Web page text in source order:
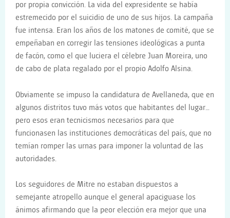
por propia convicción. La vida del expresidente se había
estremecido por el suicidio de uno de sus hijos. La campaña
fue intensa. Eran los años de los matones de comité, que se
empeñaban en corregir las tensiones ideológicas a punta
de facón, como el que luciera el célebre Juan Moreira, uno
de cabo de plata regalado por el propio Adolfo Alsina.
Obviamente se impuso la candidatura de Avellaneda, que en
algunos distritos tuvo más votos que habitantes del lugar…
pero esos eran tecnicismos necesarios para que
funcionasen las instituciones democráticas del país, que no
temían romper las urnas para imponer la voluntad de las
autoridades.
Los seguidores de Mitre no estaban dispuestos a
semejante atropello aunque el general apaciguase los
ánimos afirmando que la peor elección era mejor que una